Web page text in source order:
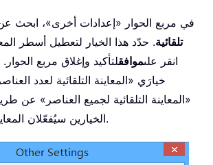
في مربع الحوار «إعدادات أخرى»، ابحث عن
تلقائية. حدّد هذا الخيار لتعطيل أسطر
انقر علىموافقلتأكيد وإغلاق مربع
خيارَي «المعاينة التلقائية لعدد
«المعاينة التلقائية لجميع العناصر» عن
الخيارين سيُفعّلان المعاينات بدلًا من إيقافها.